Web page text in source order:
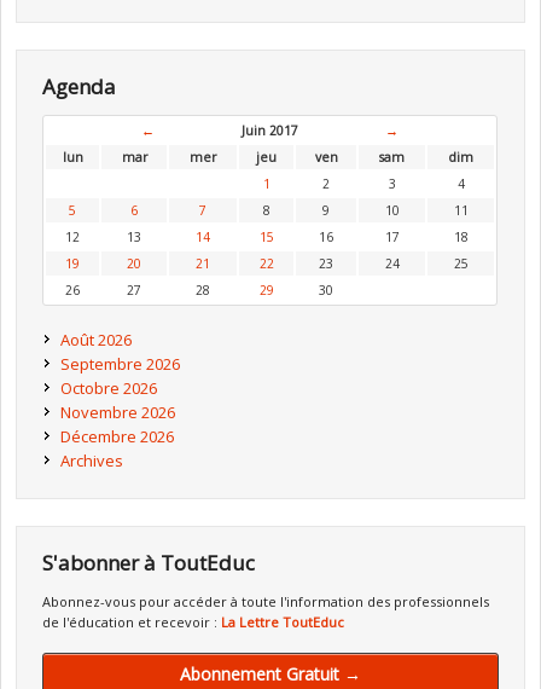
Agenda
← Juin 2017
→
lun
mar mer jeu ven sam
dim
1
2 3
4
5
6 7 8 9 10
11
12
13 14 15 16 17
18
19
20 21 22 23 24
25
26
27 28 29 30
Août 2026
Septembre 2026
Octobre 2026
Novembre 2026
Décembre 2026
Archives
S'abonner à ToutEduc
Abonnez-vous pour accéder à toute l'information des professionnels
de l'éducation et recevoir : La Lettre ToutEduc
Abonnement Gratuit →